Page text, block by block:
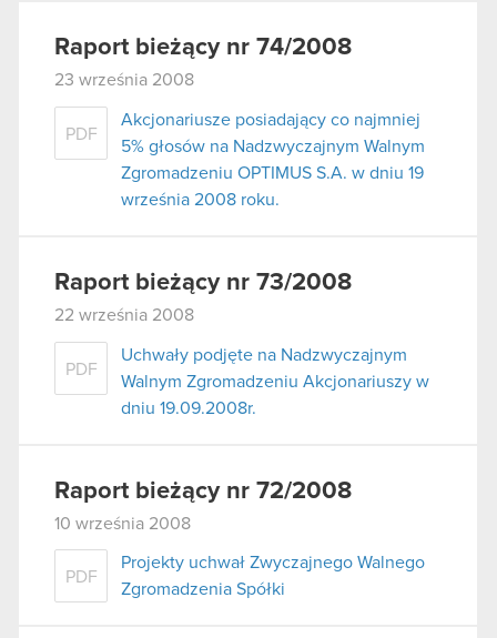
Raport bieżący nr 74/2008
23 września 2008
PDF
Akcjonariusze posiadający co najmniej
5% głosów na Nadzwyczajnym Walnym
Zgromadzeniu OPTIMUS S.A. w dniu 19
września 2008 roku.
Raport bieżący nr 73/2008
22 września 2008
PDF
Uchwały podjęte na Nadzwyczajnym
Walnym Zgromadzeniu Akcjonariuszy w
dniu 19.09.2008r.
Raport bieżący nr 72/2008
10 września 2008
PDF
Projekty uchwał Zwyczajnego Walnego
Zgromadzenia Spółki